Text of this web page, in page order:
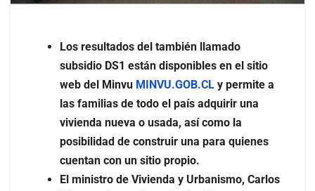
Los resultados del también llamado
subsidio DS1 están disponibles en el sitio
web del Minvu MINVU.GOB.CL y permite a
las familias de todo el país adquirir una
vivienda nueva o usada, así como la
posibilidad de construir una para quienes
cuentan con un sitio propio.
El ministro de Vivienda y Urbanismo, Carlos